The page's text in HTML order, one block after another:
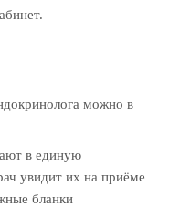
можно в
в единую
увидит их на приёме
бланки